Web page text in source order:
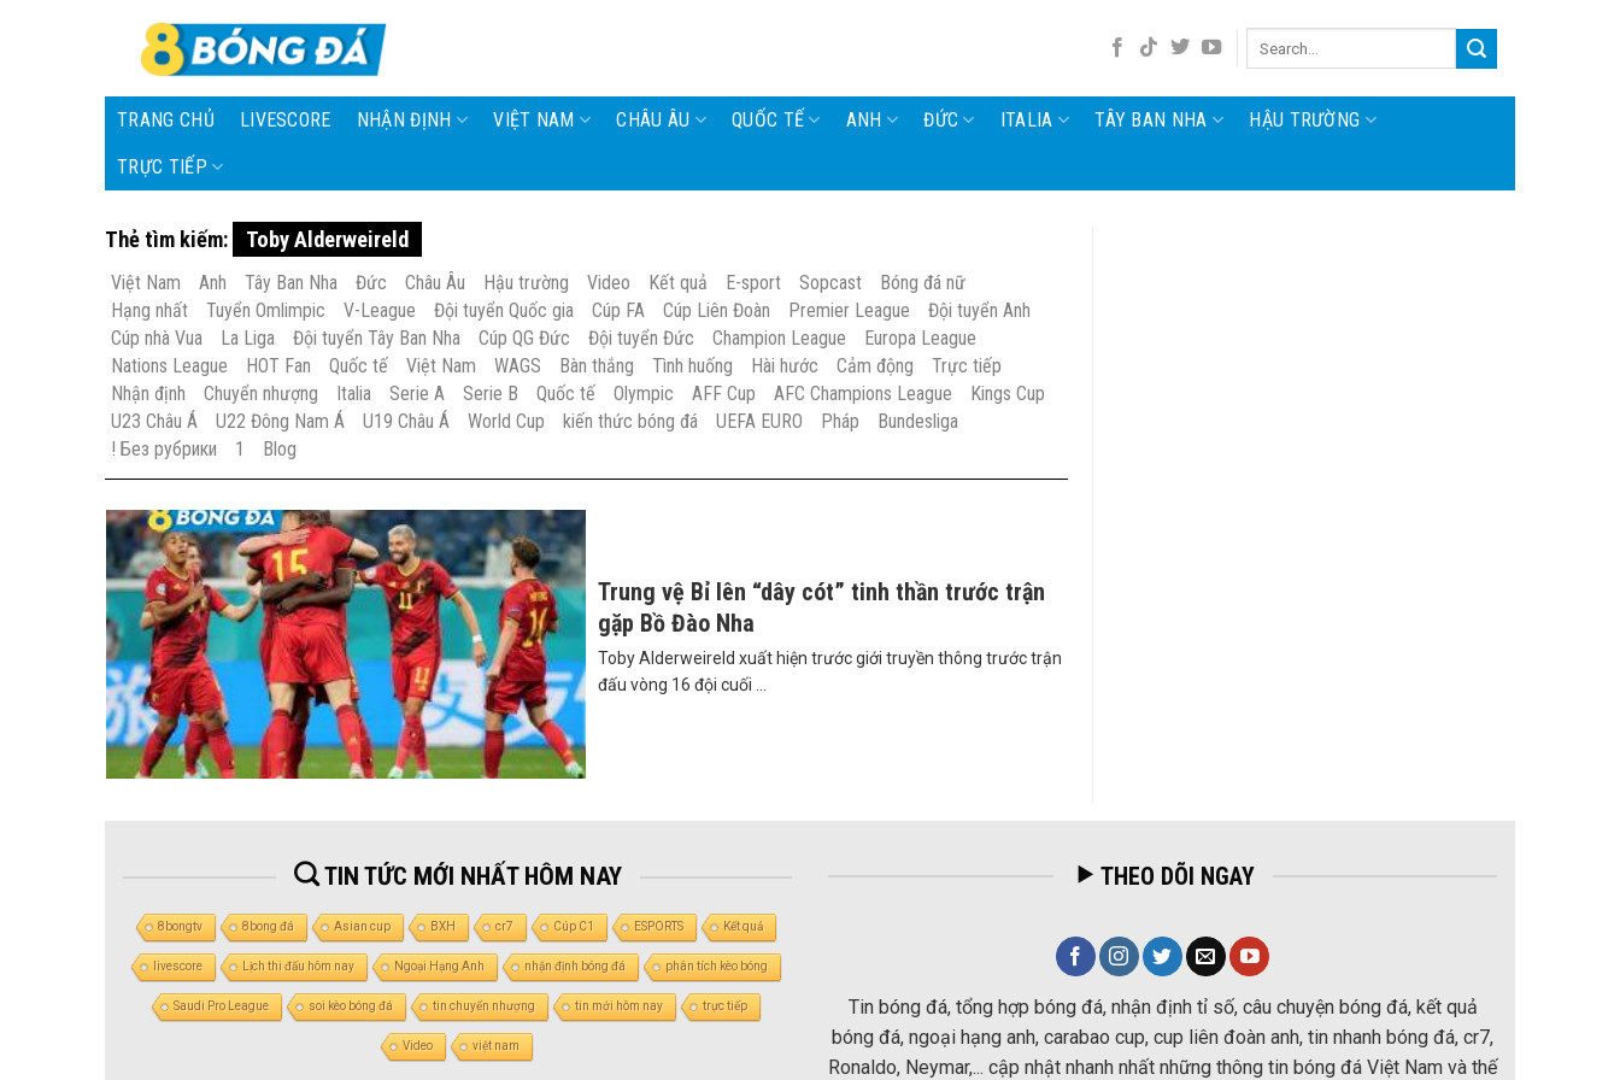
content
TRANG CHỦ
LIVESCORE NHẬN ĐỊNH VIỆT NAM CHÂU ÂU QUỐC TẾ ANH ĐỨC ITALIA TÂY BAN NHA HẬU TRƯỜNG
TRỰC TIẾP
Thẻ tìm kiếm: Toby Alderweireld
Việt Nam Anh Tây Ban Nha Đức Châu Âu Hậu trường Video Kết quả E-sport Sopcast
Bóng đá nữ
Hạng nhất
Tuyển Omlimpic V-League Đội tuyển Quốc gia Cúp FA Cúp Liên Đoàn Premier League
Đội tuyển Anh
Cúp nhà Vua
La Liga Đội tuyển Tây Ban Nha Cúp QG Đức Đội tuyển Đức Champion League
Europa League
Nations League
HOT Fan Quốc tế Việt Nam WAGS Bàn thắng Tình huống Hài hước Cảm động
Trực tiếp
Nhận định
Chuyển nhượng Italia Serie A Serie B Quốc tế Olympic AFF Cup AFC Champions League
Kings Cup
U23 Châu Á
U22 Đông Nam Á U19 Châu Á World Cup kiến thức bóng đá UEFA EURO Pháp
Bundesliga
! Без рубрики
1 Blog
Trung vệ Bỉ lên “dây cót” tinh thần trước trận
gặp Bồ Đào Nha
Toby Alderweireld xuất hiện trước giới truyền thông trước trận
đấu vòng 16 đội cuối ...
TIN TỨC MỚI NHẤT HÔM NAY
8bongtv 8bong đá Asian cup BXH cr7 Cúp C1 ESPORTS Kết quả
livescore Lịch thi đấu hôm nay Ngoại Hạng Anh nhận định bóng đá phân tích kèo bóng
Saudi Pro League soi kèo bóng đá tin chuyển nhượng tin mới hôm nay trực tiếp
Video việt nam
THEO DÕI NGAY
Tin bóng đá, tổng hợp bóng đá, nhận định tỉ số, câu chuyện bóng đá, kết quả
bóng đá, ngoại hạng anh, carabao cup, cup liên đoàn anh, tin nhanh bóng đá, cr7,
Ronaldo, Neymar,... cập nhật nhanh nhất những thông tin bóng đá Việt Nam và thế